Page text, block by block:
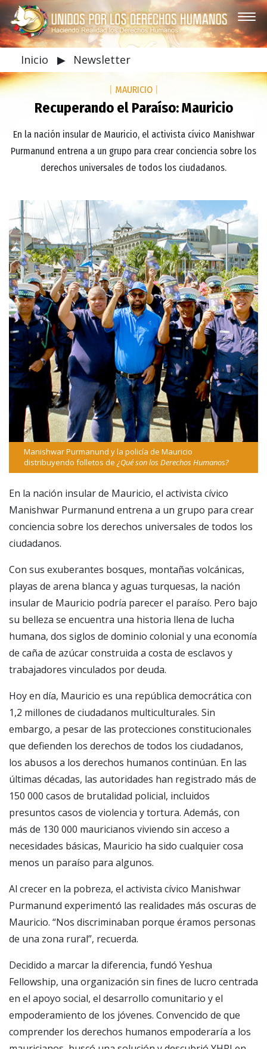
Inicio ▶ Newsletter
MAURICIO
Recuperando el Paraíso: Mauricio
En la nación insular de Mauricio, el activista cívico Manishwar
Purmanund entrena a un grupo para crear conciencia sobre los
derechos universales de todos los ciudadanos.
Manishwar Purmanund y la policía de Mauricio
distribuyendo folletos de ¿Qué son los Derechos Humanos?
En la nación insular de Mauricio, el activista cívico
Manishwar Purmanund entrena a un grupo para crear
conciencia sobre los derechos universales de todos los
ciudadanos.
Con sus exuberantes bosques, montañas volcánicas,
playas de arena blanca y aguas turquesas, la nación
insular de Mauricio podría parecer el paraíso. Pero bajo
su belleza se encuentra una historia llena de lucha
humana, dos siglos de dominio colonial y una economía
de caña de azúcar construida a costa de esclavos y
trabajadores vinculados por deuda.
Hoy en día, Mauricio es una república democrática con
1,2 millones de ciudadanos multiculturales. Sin
embargo, a pesar de las protecciones constitucionales
que defienden los derechos de todos los ciudadanos,
los abusos a los derechos humanos continúan. En las
últimas décadas, las autoridades han registrado más de
150 000 casos de brutalidad policial, incluidos
presuntos casos de violencia y tortura. Además, con
más de 130 000 mauricianos viviendo sin acceso a
necesidades básicas, Mauricio ha sido cualquier cosa
menos un paraíso para algunos.
Al crecer en la pobreza, el activista cívico Manishwar
Purmanund experimentó las realidades más oscuras de
Mauricio. “Nos discriminaban porque éramos personas
de una zona rural”, recuerda.
Decidido a marcar la diferencia, fundó Yeshua
Fellowship, una organización sin fines de lucro centrada
en el apoyo social, el desarrollo comunitario y el
empoderamiento de los jóvenes. Convencido de que
comprender los derechos humanos empoderaría a los